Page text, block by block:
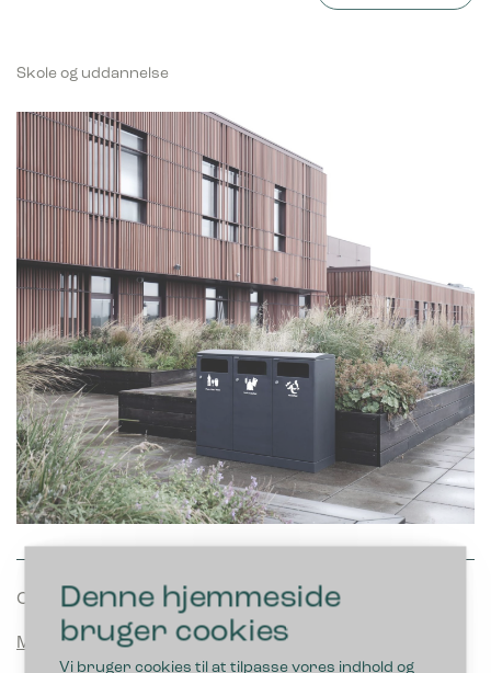
Denne hjemmeside
bruger cookies
Vi bruger cookies til at tilpasse vores indhold og
Skole og uddannelse
Case
Mercantec